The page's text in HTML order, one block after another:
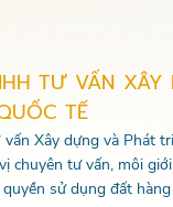
TƯ VẤN XÂY
TẾ
Xây dựng và Phát
chuyên tư vấn, môi
sử dụng đất